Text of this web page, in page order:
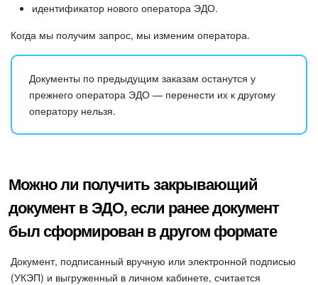
идентификатор нового оператора ЭДО.
Когда мы получим запрос, мы изменим оператора.
Документы по предыдущим заказам останутся у
прежнего оператора ЭДО — перенести их к другому
оператору нельзя.
Можно ли получить закрывающий
документ в ЭДО, если ранее документ
был сформирован в другом формате
Документ, подписанный вручную или электронной подписью
(УКЭП) и выгруженный в личном кабинете, считается